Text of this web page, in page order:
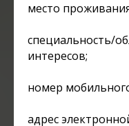
место
специальность/
интересов;
номер
адрес